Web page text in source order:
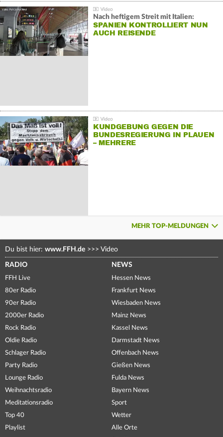
Nach heftigem Streit mit Italien:
SPANIEN KONTROLLIERT NUN
AUCH REISENDE
KUNDGEBUNG GEGEN DIE
BUNDESREGIERUNG IN PLAUEN
– MEHRERE
MEHR TOP-MELDUNGEN
Du bist hier: www.FFH.de >>> Video
RADIO
FFH Live
80er Radio
90er Radio
2000er Radio
Rock Radio
Oldie Radio
Schlager Radio
Party Radio
Lounge Radio
Weihnachtsradio
Meditationsradio
Top 40
Playlist
NEWS
Hessen News
Frankfurt News
Wiesbaden News
Mainz News
Kassel News
Darmstadt News
Offenbach News
Gießen News
Fulda News
Bayern News
Sport
Wetter
Alle Orte